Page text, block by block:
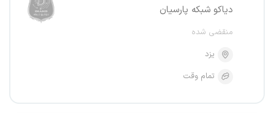
دیاکو شبکه پارسیان
منقضی شده
یزد
تمام وقت